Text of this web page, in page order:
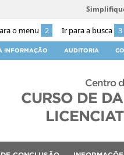
o menu 2 Ir para a busca 3
INFORMAÇÃO AUDITORIA
Centro
CURSO DE